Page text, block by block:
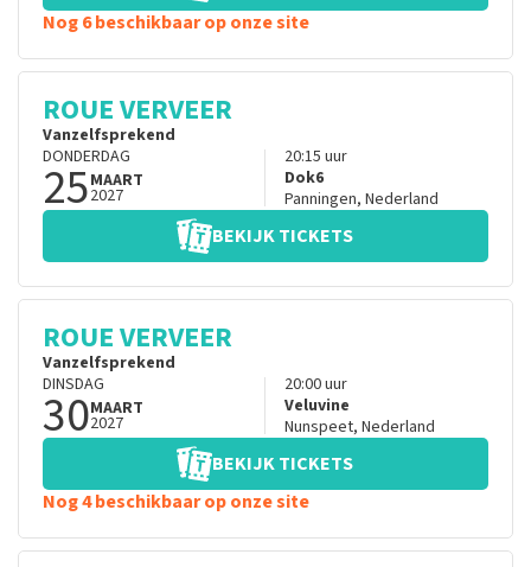
Nog 6 beschikbaar op onze site
ROUE VERVEER
Vanzelfsprekend
DONDERDAG
25MAART
2027
20:15 uur
Dok6
Panningen, Nederland
BEKIJK TICKETS
ROUE VERVEER
Vanzelfsprekend
DINSDAG
30MAART
2027
20:00uur
Veluvine
Nunspeet, Nederland
BEKIJK TICKETS
Nog 4 beschikbaar op onze site